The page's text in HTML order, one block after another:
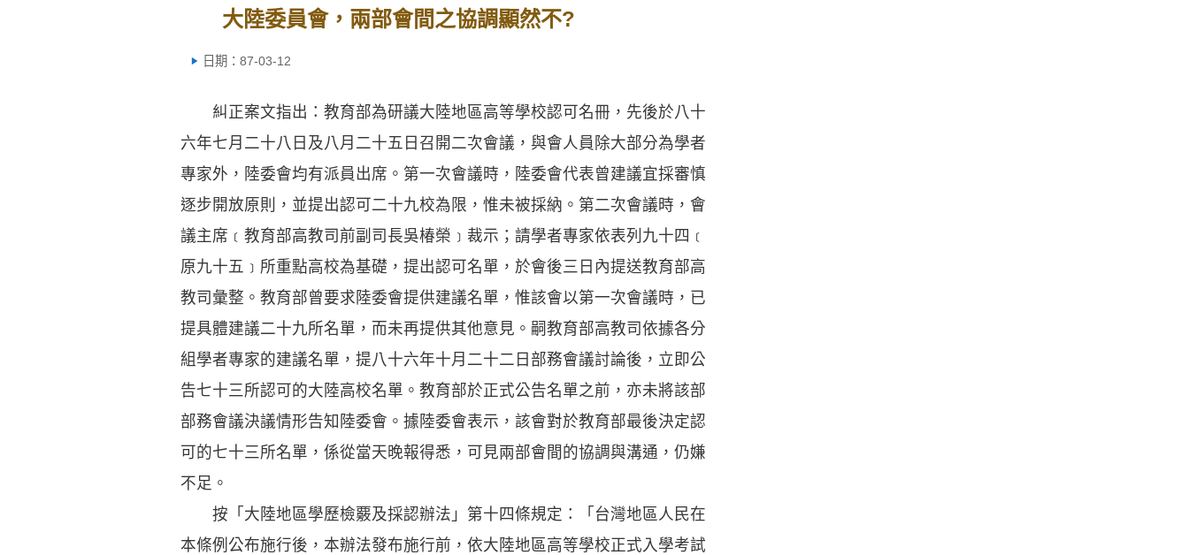
大陸委員會，兩部會間之協調顯然不?
日期：87-03-12
糾正案文指出：教育部為研議大陸地區高等學校認可名冊，先後於八十
六年七月二十八日及八月二十五日召開二次會議，與會人員除大部分為學者
專家外，陸委會均有派員出席。第一次會議時，陸委會代表曾建議宜採審慎
逐步開放原則，並提出認可二十九校為限，惟未被採納。第二次會議時，會
議主席﹝教育部高教司前副司長吳椿榮﹞裁示；請學者專家依表列九十四﹝
原九十五﹞所重點高校為基礎，提出認可名單，於會後三日內提送教育部高
教司彙整。教育部曾要求陸委會提供建議名單，惟該會以第一次會議時，已
提具體建議二十九所名單，而未再提供其他意見。嗣教育部高教司依據各分
組學者專家的建議名單，提八十六年十月二十二日部務會議討論後，立即公
告七十三所認可的大陸高校名單。教育部於正式公告名單之前，亦未將該部
部務會議決議情形告知陸委會。據陸委會表示，該會對於教育部最後決定認
可的七十三所名單，係從當天晚報得悉，可見兩部會間的協調與溝通，仍嫌
不足。
按「大陸地區學歷檢覈及採認辦法」第十四條規定：「台灣地區人民在
本條例公布施行後，本辦法發布施行前，依大陸地區高等學校正式入學考試